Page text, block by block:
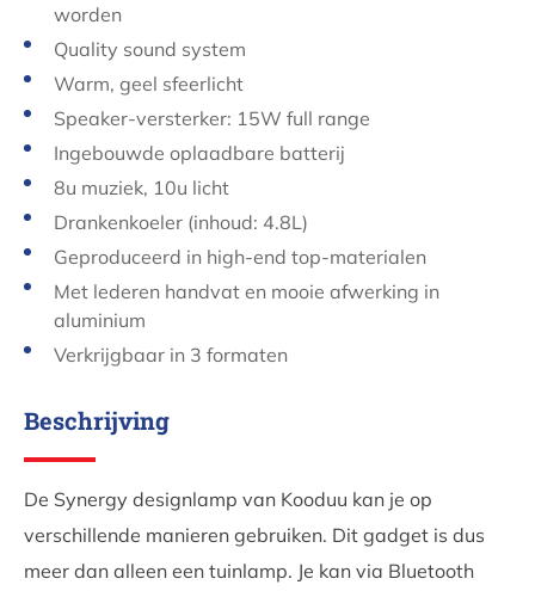
worden
Quality sound system
Warm, geel sfeerlicht
Speaker-versterker: 15W full range
Ingebouwde oplaadbare batterij
8u muziek, 10u licht
Drankenkoeler (inhoud: 4.8L)
Geproduceerd in high-end top-materialen
Met lederen handvat en mooie afwerking in
aluminium
Verkrijgbaar in 3 formaten
Beschrijving
De Synergy designlamp van Kooduu kan je op
verschillende manieren gebruiken. Dit gadget is dus
meer dan alleen een tuinlamp. Je kan via Bluetooth